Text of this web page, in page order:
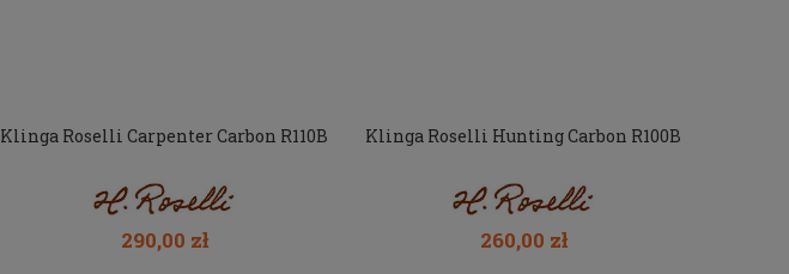
Klinga Roselli Carpenter Carbon R110B
290,00 zł
Klinga Roselli Hunting Carbon R100B
260,00 zł